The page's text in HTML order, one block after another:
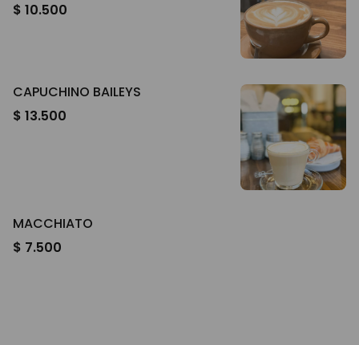
$ 10.500
CAPUCHINO BAILEYS
$ 13.500
MACCHIATO
$ 7.500